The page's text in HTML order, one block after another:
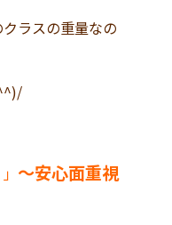
クラスの重量なの
～安心面重視